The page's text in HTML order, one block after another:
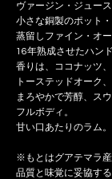
ヴァージン・ジュー
小さな銅製のポット
蒸留しファイン・オ
16年熟成させたハン
香りは、ココナッツ
トーステッドオーク
まろやかで芳醇、スウ
フルボディ。
甘い口あたりのラム。
※もとはグアテマラ産
品質と味覚に妥協する